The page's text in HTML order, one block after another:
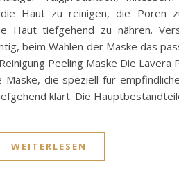
Haut zu reinigen, die Poren
Haut tiefgehend zu nähren.
beim Wählen der Maske das
Peeling Maske Die Lavera
Maske, die speziell für
klärt. Die
WEITERLESEN